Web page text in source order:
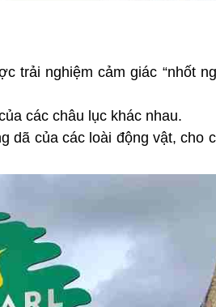
trải nghiệm cảm giác “nhốt
các châu lục khác nhau.
dã của các loài động vật, cho